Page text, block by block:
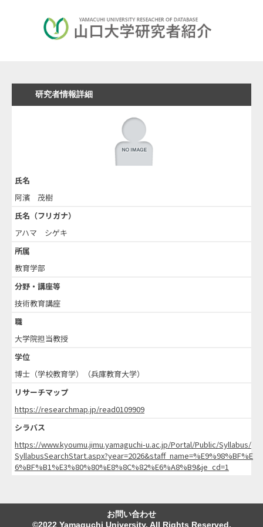
研究者情報詳細
氏名
阿濱 茂樹
氏名（フリガナ）
アハマ シゲキ
所属
教育学部
分野・講座等
技術教育講座
職
大学院担当教授
学位
博士（学校教育学）（兵庫教育大学）
リサーチマップ
https://researchmap.jp/read0109909
シラバス
https://www.kyoumu.jimu.yamaguchi-u.ac.jp/Portal/Public/Syllabus/
SyllabusSearchStart.aspx?year=2026&staff_name=%E9%98%BF%E
6%BF%B1%E3%80%80%E8%8C%82%E6%A8%B9&je_cd=1
お問い合わせ
©2022 Yamaguchi University. All Rights Reserved.